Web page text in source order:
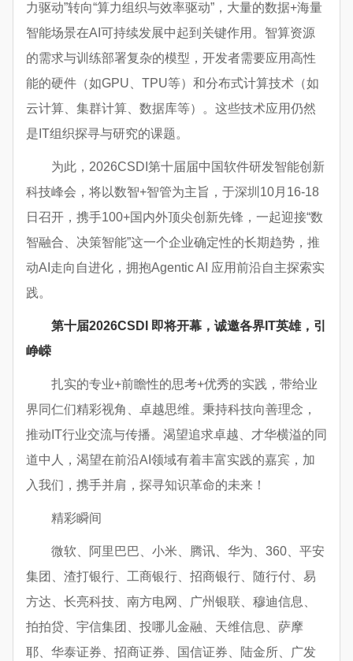
力驱动”转向“算力组织与效率驱动”，大量的数据+海量
智能场景在AI可持续发展中起到关键作用。智算资源
的需求与训练部署复杂的模型，开发者需要应用高性
能的硬件（如GPU、TPU等）和分布式计算技术（如
云计算、集群计算、数据库等）。这些技术应用仍然
是IT组织探寻与研究的课题。
为此，2026CSDI第十届届中国软件研发智能创新
科技峰会，将以数智+智管为主旨，于深圳10月16-18
日召开，携手100+国内外顶尖创新先锋，一起迎接“数
智融合、决策智能”这一个企业确定性的长期趋势，推
动AI走向自进化，拥抱Agentic AI 应用前沿自主探索实
践。
第十届2026CSDI 即将开幕，诚邀各界IT英雄，引
峥嵘
扎实的专业+前瞻性的思考+优秀的实践，带给业
界同仁们精彩视角、卓越思维。秉持科技向善理念，
推动IT行业交流与传播。渴望追求卓越、才华横溢的同
道中人，渴望在前沿AI领域有着丰富实践的嘉宾，加
入我们，携手并肩，探寻知识革命的未来！
精彩瞬间
微软、阿里巴巴、小米、腾讯、华为、360、平安
集团、渣打银行、工商银行、招商银行、随行付、易
方达、长亮科技、南方电网、广州银联、穆迪信息、
拍拍贷、宇信集团、投哪儿金融、天维信息、萨摩
耶、华泰证券、招商证券、国信证券、陆金所、广发